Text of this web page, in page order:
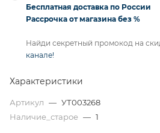
Бесплатная доставка по России
Рассрочка от магазина без %
Найди секретный промокод на
канале!
Характеристики
Артикул — УТ003268
Наличие_старое — 1